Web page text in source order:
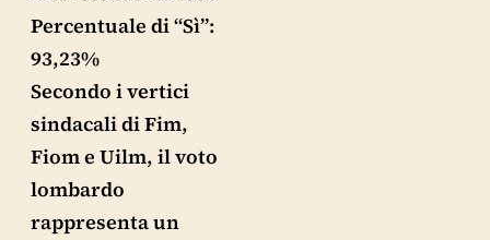
Percentuale di “Sì”:
93,23%
Secondo i vertici
sindacali di Fim,
Fiom e Uilm, il voto
lombardo
rappresenta un